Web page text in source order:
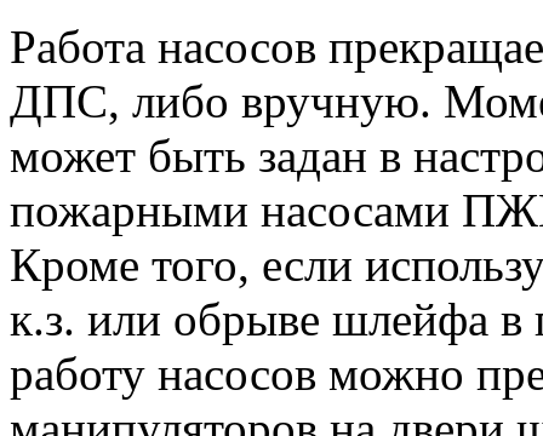
Работа насосов
ДПС, либо вручную.
может быть задан в
пожарными насосами
Кроме того, если
к.з. или обрыве шлейфа в
работу насосов можно